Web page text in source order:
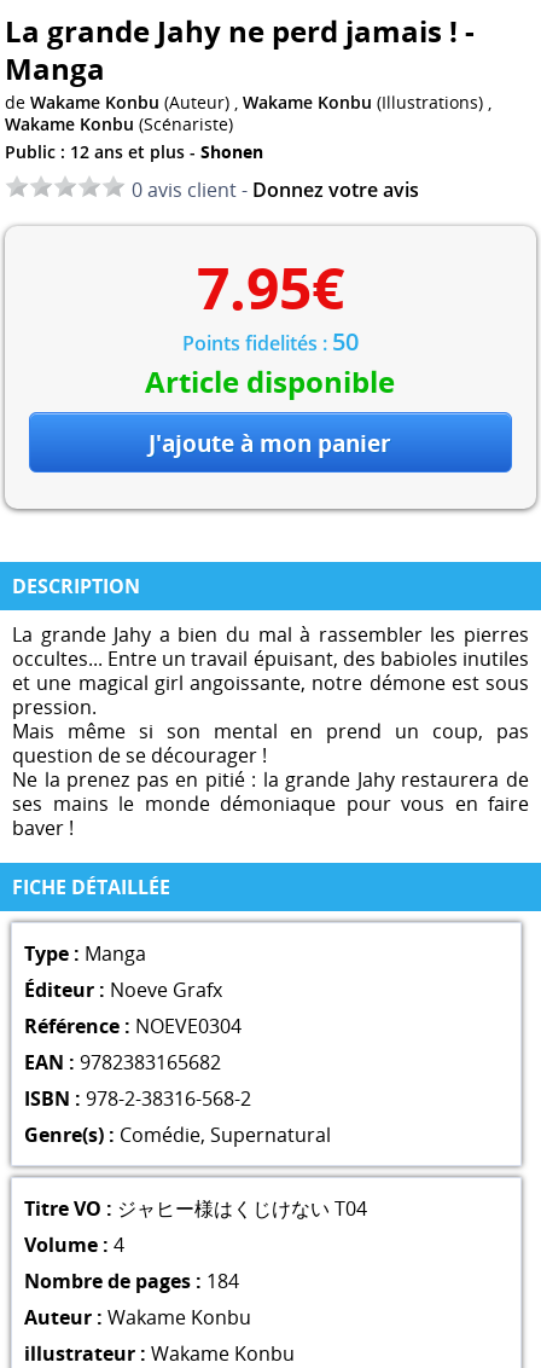
La grande Jahy ne perd jamais ! -
Manga
deWakame Konbu (Auteur) ,Wakame Konbu (Illustrations) ,
Wakame Konbu (Scénariste)
Public : 12 ans et plus -Shonen
0 avis client - Donnez votre avis
7.95€
Points fidelités : 50
Article disponible
DESCRIPTION
La grande Jahy a bien du mal à rassembler les pierres
occultes... Entre un travail épuisant, des babioles inutiles
et une magical girl angoissante, notre démone est sous
pression.
Mais même si son mental en prend un coup, pas
question de se décourager !
Ne la prenez pas en pitié : la grande Jahy restaurera de
ses mains le monde démoniaque pour vous en faire
baver !
FICHE DÉTAILLÉE
Type : Manga
Éditeur : Noeve Grafx
Référence : NOEVE0304
EAN : 9782383165682
ISBN : 978-2-38316-568-2
Genre(s) : Comédie, Supernatural
Titre VO : ジャヒー様はくじけない T04
Volume : 4
Nombre de pages : 184
Auteur : Wakame Konbu
illustrateur : Wakame Konbu